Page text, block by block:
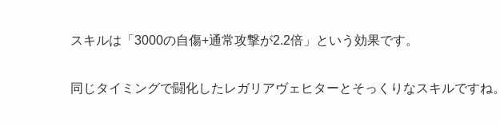
スキルは「3000の自傷+通常攻撃が2.2倍」という効果です。
同じタイミングで闘化したレガリアヴェヒターとそっくりなスキルですね。